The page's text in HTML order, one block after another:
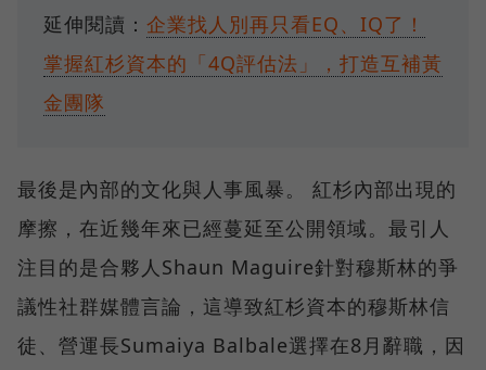
延伸閱讀： 企業找人別再只看EQ、IQ了！
掌握紅杉資本的「4Q評估法」，打造互補黃
金團隊
最後是內部的文化與人事風暴。 紅杉內部出現的
摩擦，在近幾年來已經蔓延至公開領域。最引人
注目的是合夥人Shaun Maguire針對穆斯林的爭
議性社群媒體言論，這導致紅杉資本的穆斯林信
徒、營運長Sumaiya Balbale選擇在8月辭職，因